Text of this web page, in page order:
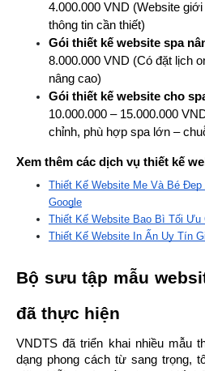
4.000.000 VND (Website
thông tin cần thiết)
Gói thiết kế website spa
8.000.000 VND (Có đặt lịch
nâng cao)
10.000.000 – 15.000.000
chỉnh, phù hợp spa lớn –
Xem thêm các dịch vụ thiết kế
Thiết Kế Website Mẹ Và Bé
Google
Thiết Kế Website Bao Bì Tối
Thiết Kế Website In Ấn Uy Tín
Bộ sưu tập mẫu
đã thực hiện
VNDTS đã triển khai nhiều mẫu
dạng phong cách từ sang trọng,